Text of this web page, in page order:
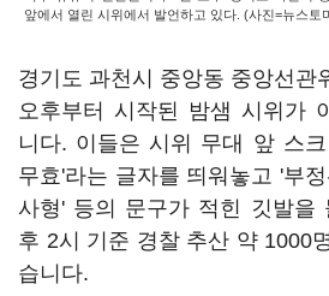
앞에서 열린 시위에서 발언하고 있다. (사진=뉴스토
경기도 과천시 중앙동 중앙선관
오후부터 시작된 밤샘 시위가
니다. 이들은 시위 무대 앞 스
무효'라는 글자를 띄워놓고 '부
사형' 등의 문구가 적힌 깃발을
후 2시 기준 경찰 추산 약 1000
습니다.